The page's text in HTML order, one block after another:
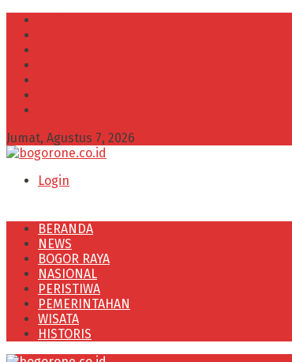
Jumat, Agustus 7, 2026
Login
BERANDA
NEWS
BOGOR RAYA
NASIONAL
PERISTIWA
PEMERINTAHAN
WISATA
HISTORIS